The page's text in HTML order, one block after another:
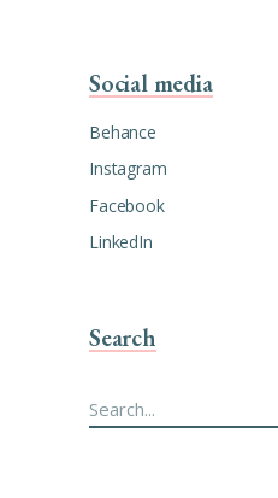
Social media
Behance
Instagram
Facebook
LinkedIn
Search
Search
for: